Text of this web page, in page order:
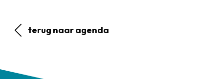
terug naar agenda